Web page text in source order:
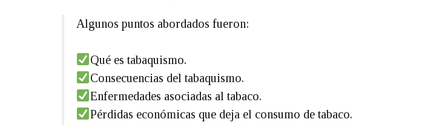
Algunos puntos abordados fueron:
Qué es tabaquismo.
Consecuencias del tabaquismo.
Enfermedades asociadas al tabaco.
Pérdidas económicas que deja el consumo de tabaco.